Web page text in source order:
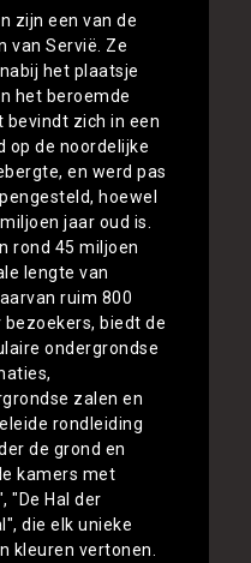
zijn een van de
van Servië. Ze
het plaatsje
het beroemde
bevindt zich in een
op de noordelijke
en werd pas
hoewel
jaar oud is.
rond 45 miljoen
lengte van
ruim 800
biedt de
ondergrondse
zalen en
rondleiding
de grond en
kamers met
"De Hal der
die elk unieke
kleuren vertonen.